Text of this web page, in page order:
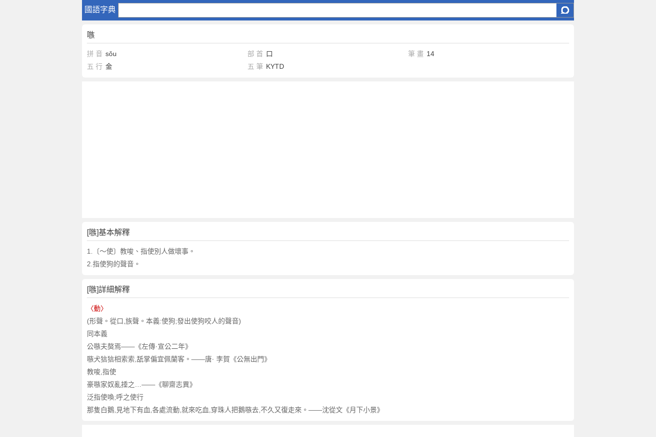
國語字典
嗾
嗾
拼 音 sǒu 部 首 口 筆 畫 14
五 行 金 五 筆 KYTD
[嗾]基本解釋
1.〔～使〕教唆、指使別人做壞事。
2.指使狗的聲音。
[嗾]詳細解釋
〈動〉
(形聲。從口,族聲。本義:使狗;發出使狗咬人的聲音)
同本義
公嗾夫獒焉——《左傳·宣公二年》
嗾犬狺狺相索索,舐掌偏宜佩蘭客。——唐· 李賀《公無出門》
教唆,指使
豪嗾家奴亂捶之…——《聊齋志異》
泛指使喚;呼之使行
那隻白鵝,見地下有血,各處流動,就來吃血,穿珠人把鵝嗾去,不久又復走來。——沈從文《月下小景》